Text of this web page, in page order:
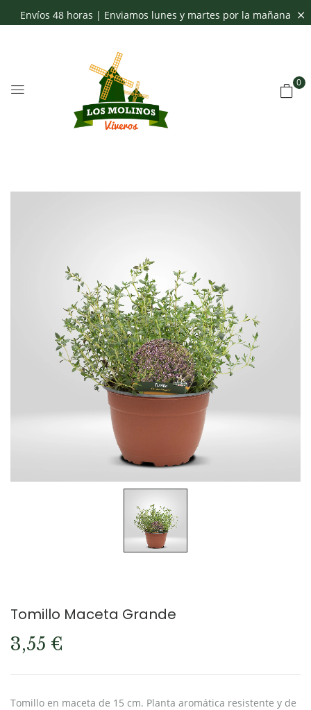
Envíos 48 horas | Enviamos lunes y martes por la mañana
0
Tomillo Maceta Grande
3,55 €
Tomillo en maceta de 15 cm. Planta aromática resistente y de